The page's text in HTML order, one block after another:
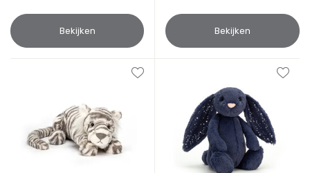
Bekijken Bekijken